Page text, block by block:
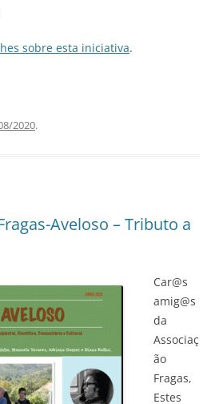
sobre esta iniciativa.
2020.
Aveloso – Tributo a
Car@s
amig@s
da
Associaç
ão
Fragas,
Estes